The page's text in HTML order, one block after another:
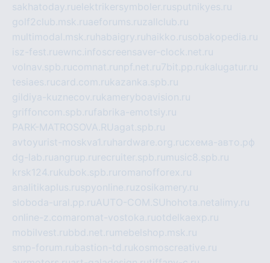
sakhatoday.ruelektrikersymboler.rusputnikyes.ru
golf2club.msk.ruaeforums.ruzallclub.ru
multimodal.msk.ru habaigry.ru haikko.rusobakopedia.ru
isz-fest.ruewnc.infoscreensaver-clock.net.ru
volnav.spb.rucomnat.ru npf.net.ru7bit.pp.rukalugatur.ru
tesiaes.rucard.com.rukazanka.spb.ru
gildiya-kuznecov.rukameryboavision.ru
griffoncom.spb.rufabrika-emotsiy.ru
PARK-MATROSOVA.RUagat.spb.ru
avtoyurist-moskva1.ru hardware.org.ruсхема-авто.рф
dg-lab.ruangrup.ru recruiter.spb.ru music8.spb.ru
krsk124.rukubok.spb.ru romanofforex.ru
analitikaplus.ruspyonline.ruzosikamery.ru
sloboda-ural.pp.ruAUTO-COM.SU hohota.netalimy.ru
online-z.comaromat-vostoka.ruotdelkaexp.ru
mobilvest.rubbd.net.ru mebelshop.msk.ru
smp-forum.rubastion-td.rukosmoscreative.ru